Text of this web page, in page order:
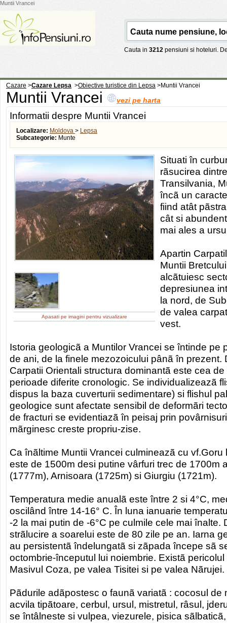
Muntii Vrancei
Cauta in 3212 pensiuni si hoteluri.
Cazare >Cazare Lepsa >Obiective turistice din Lepsa >Muntii Vrancei
Muntii Vrancei vezi pe harta
Informatii despre Muntii Vrancei
Localizare: Moldova > Lepsa
Subcategorie: Munte
Apasati pe imagini pentru vizualizare
Situati în
rãsucirea
Transilvania,
încã un
fiind atât
cât si
mai ales a
Apartin
Muntii
alcãtuiesc
depresiunea
la nord, de
de valea
vest.
Istoria geologicã a Muntilor Vrancei se întinde pe
de ani, de la finele mezozoicului pânã în prezent.
Carpatii Orientali structura dominantã este cea
perioade diferite cronologic. Se individualizeazã
dispus la baza cuverturii sedimentare) si flishul
geologice sunt afectate sensibil de deformãri
de fracturi se evidentiazã în peisaj prin
mãrginesc creste propriu-zise.
Ca înãltime Muntii Vrancei culmineazã cu
este de 1500m desi putine vârfuri trec de 1700m
(1777m), Arnisoara (1725m) si Giurgiu (1721m).
Temperatura medie anualã este între 2 si 4°C,
oscilând între 14-16° C. În luna ianuarie
-2 la mai putin de -6°C pe culmile cele mai înalte.
strãlucire a soarelui este de 80 zile pe an. Iarna
au persistentã îndelungatã si zãpada începe sã
octombrie-începutul lui noiembrie. Existã
Masivul Coza, pe valea Tisitei si pe valea Nãrujei.
Pãdurile adãpostesc o faunã variatã : cocosul de
acvila tipãtoare, cerbul, ursul, mistretul, râsul,
se întâlneste si vulpea, viezurele, pisica